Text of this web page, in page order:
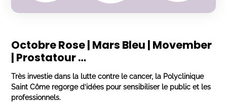
Octobre Rose | Mars Bleu | Movember
| Prostatour …
Très investie dans la lutte contre le cancer, la Polyclinique
Saint Côme regorge d’idées pour sensibiliser le public et les
professionnels.